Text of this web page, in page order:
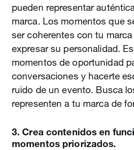
pueden representar
marca. Los momentos que
ser coherentes con tu
expresar su personalidad.
momentos de oportunidad
conversaciones y hacerte
ruido de un evento. Busca
representen a tu marca de
3. Crea contenidos en
momentos priorizados.